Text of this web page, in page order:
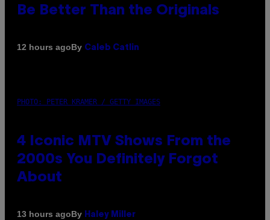
Be Better Than the Originals
12 hours agoBy Caleb Catlin
PHOTO: PETER KRAMER / GETTY IMAGES
4 Iconic MTV Shows From the
2000s You Definitely Forgot
About
13 hours agoBy Haley Miller